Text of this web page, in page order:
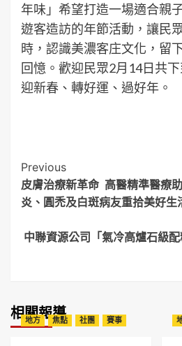
年味」希望打造一場適合親
遊客造訪的年節活動，讓民
時，認識美濃客庄文化，留
回憶。歡迎民眾2月14日共
迎新春、轉好運、過好年。
Post
Navigation
Previous
皮膚治療新革命 高醫精準醫療
炎、圓禿及白斑病友重拾美好生
中聯資源公司「氣冷高爐石級
相關報導
地方 焦點 社團 賽事